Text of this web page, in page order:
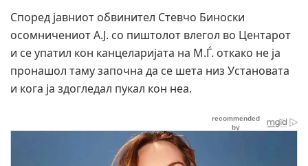
Според јавниот обвинител Стевчо Биноски
осомничениот А.Ј. со пиштолот влегол во Центарот
и се упатил кон канцеларијата на М.Ѓ. откако не ја
пронашол таму започна да се шета низ Установата
и кога ја здогледал пукал кон неа.